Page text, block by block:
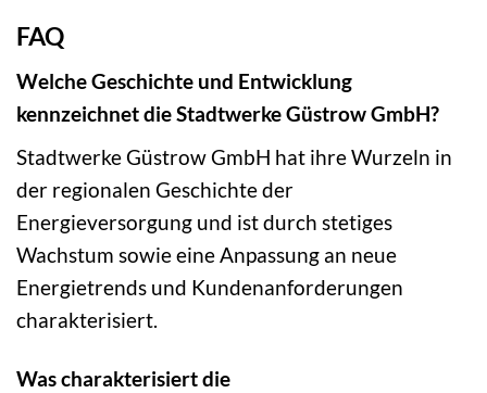
FAQ
Welche Geschichte und Entwicklung
kennzeichnet die Stadtwerke Güstrow GmbH?
Stadtwerke Güstrow GmbH hat ihre Wurzeln in
der regionalen Geschichte der
Energieversorgung und ist durch stetiges
Wachstum sowie eine Anpassung an neue
Energietrends und Kundenanforderungen
charakterisiert.
Was charakterisiert die